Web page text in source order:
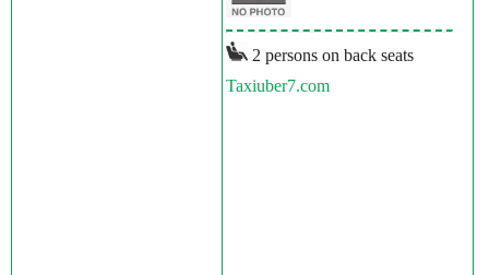
2 persons on back seats
Taxiuber7.com